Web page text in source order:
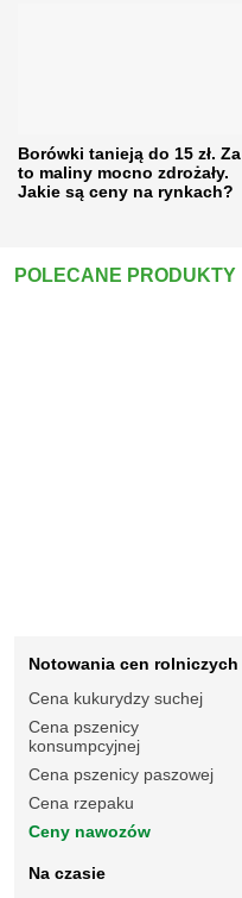
Borówki tanieją do 15 zł. Za
to maliny mocno zdrożały.
Jakie są ceny na rynkach?
POLECANE PRODUKTY
Notowania cen rolniczych
Cena kukurydzy suchej
Cena pszenicy
konsumpcyjnej
Cena pszenicy paszowej
Cena rzepaku
Ceny nawozów
Na czasie